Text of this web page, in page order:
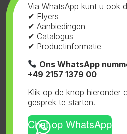
SKU: 15.567
Biogreen ,Flower Boost
Gerelateerde
Via WhatsApp kunt u ook
✔ Flyers
✔ Aanbiedingen
✔ Catalogus
✔ Productinformatie
Ons WhatsApp
+49 2157 1379 00
Klik op de knop hieronder
gesprek te starten.
Chat op WhatsApp